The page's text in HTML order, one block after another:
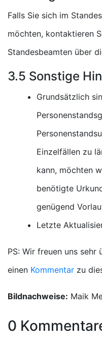
Falls Sie sich im
möchten, kontaktieren
Standesbeamten über
3.5 Sonstige
Grundsätzlich
Einzelfällen zu
kann, möchten
benötigte
genügend
Letzte
PS: Wir freuen uns
einen Kommentar zu
Bildnachweise: Maik
0